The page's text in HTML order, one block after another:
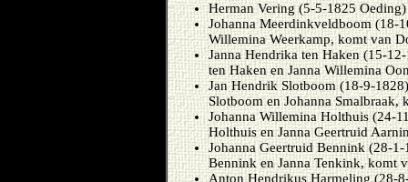
Herman Vering (5-5-1825
Johanna Meerdinkveldboom (18-
Willemina Weerkamp, komt van
Janna Hendrika ten Haken (15-
ten Haken en Janna Willemina
Jan Hendrik Slotboom (18-9-
Slotboom en Johanna Smalbraak,
Johanna Willemina Holthuis (24-
Holthuis en Janna Geertruid
Johanna Geertruid Bennink (28-
Bennink en Janna Tenkink, komt
Anton Hendrikus Harmeling (28-